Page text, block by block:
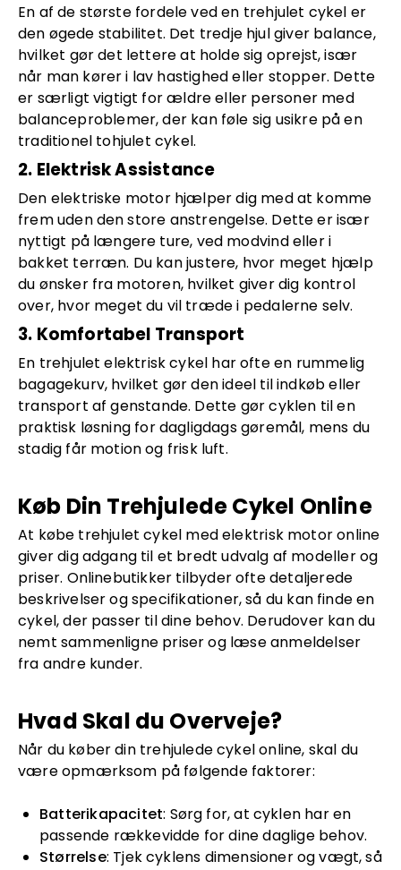
En af de største fordele ved en trehjulet cykel er
den øgede stabilitet. Det tredje hjul giver balance,
hvilket gør det lettere at holde sig oprejst, især
når man kører i lav hastighed eller stopper. Dette
er særligt vigtigt for ældre eller personer med
balanceproblemer, der kan føle sig usikre på en
traditionel tohjulet cykel.
2. Elektrisk Assistance
Den elektriske motor hjælper dig med at komme
frem uden den store anstrengelse. Dette er især
nyttigt på længere ture, ved modvind eller i
bakket terræn. Du kan justere, hvor meget hjælp
du ønsker fra motoren, hvilket giver dig kontrol
over, hvor meget du vil træde i pedalerne selv.
3. Komfortabel Transport
En trehjulet elektrisk cykel har ofte en rummelig
bagagekurv, hvilket gør den ideel til indkøb eller
transport af genstande. Dette gør cyklen til en
praktisk løsning for dagligdags gøremål, mens du
stadig får motion og frisk luft.
Køb Din Trehjulede Cykel Online
At købe trehjulet cykel med elektrisk motor online
giver dig adgang til et bredt udvalg af modeller og
priser. Onlinebutikker tilbyder ofte detaljerede
beskrivelser og specifikationer, så du kan finde en
cykel, der passer til dine behov. Derudover kan du
nemt sammenligne priser og læse anmeldelser
fra andre kunder.
Hvad Skal du Overveje?
Når du køber din trehjulede cykel online, skal du
være opmærksom på følgende faktorer:
Batterikapacitet: Sørg for, at cyklen har en
passende rækkevidde for dine daglige behov.
Størrelse: Tjek cyklens dimensioner og vægt, så